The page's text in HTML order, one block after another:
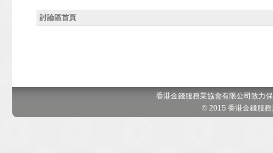
討論區首頁
香港金錢服務業協會有限公司致力
© 2015 香港金錢服